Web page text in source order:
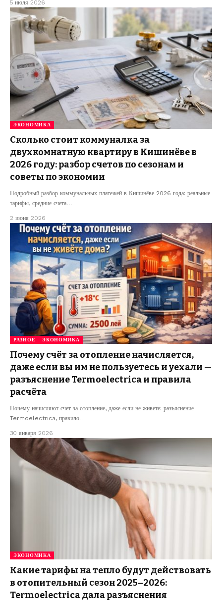
5 июля 2026
ЭКОНОМИКА
Сколько стоит коммуналка за
двухкомнатную квартиру в Кишинёве в
2026 году: разбор счетов по сезонам и
советы по экономии
Подробный разбор коммунальных платежей в Кишинёве 2026 года: реальные
тарифы, средние счета…
2 июня 2026
РАЗНОЕ ЭКОНОМИКА
Почему счёт за отопление начисляется,
даже если вы им не пользуетесь и уехали —
разъяснение Termoelectrica и правила
расчёта
Почему начисляют счет за отопление, даже если не живете: разъяснение
Termoelectrica, правило…
30 января 2026
ЭКОНОМИКА
Какие тарифы на тепло будут действовать
в отопительный сезон 2025–2026:
Termoelectrica дала разъяснения